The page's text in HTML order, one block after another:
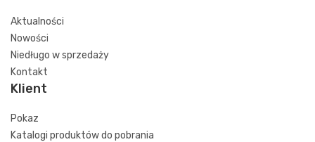
Aktualności
Nowości
Niedługo w sprzedaży
Kontakt
Klient
Pokaz
Katalogi produktów do pobrania